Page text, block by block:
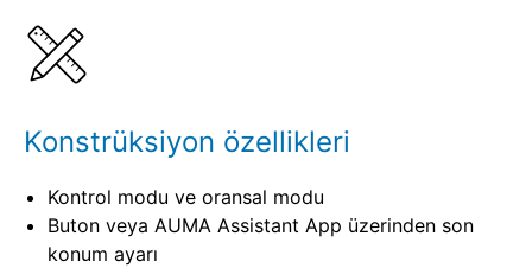
Kombine edilebilir ürünler
İlgili ürünler
Konstrüksiyon özellikleri
Kontrol modu ve oransal modu
Buton veya AUMA Assistant App üzerinden son
konum ayarı